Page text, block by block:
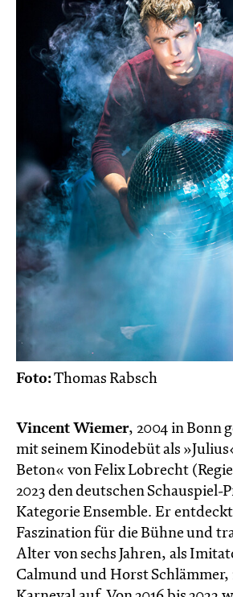
Foto:Thomas Rabsch
Vincent Wiemer, 2004 in Bonn
mit seinem Kinodebüt als
Beton« von Felix Lobrecht
2023 den deutschen Schauspiel-
Kategorie Ensemble. Er
Faszination für die Bühne und
Alter von sechs Jahren, als
Calmund und Horst Schlämmer,